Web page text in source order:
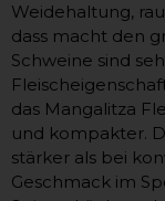
Weidehaltung,
dass macht den
Schweine sind
das Mangalitza
und kompakter.
stärker als bei
Geschmack im